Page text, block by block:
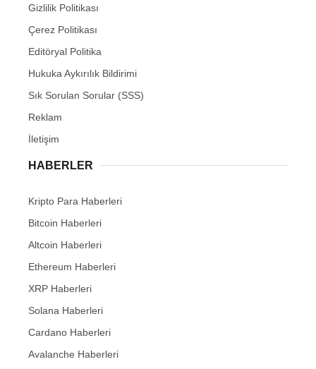
Gizlilik Politikası
Çerez Politikası
Editöryal Politika
Hukuka Aykırılık Bildirimi
Sık Sorulan Sorular (SSS)
Reklam
İletişim
HABERLER
Kripto Para Haberleri
Bitcoin Haberleri
Altcoin Haberleri
Ethereum Haberleri
XRP Haberleri
Solana Haberleri
Cardano Haberleri
Avalanche Haberleri